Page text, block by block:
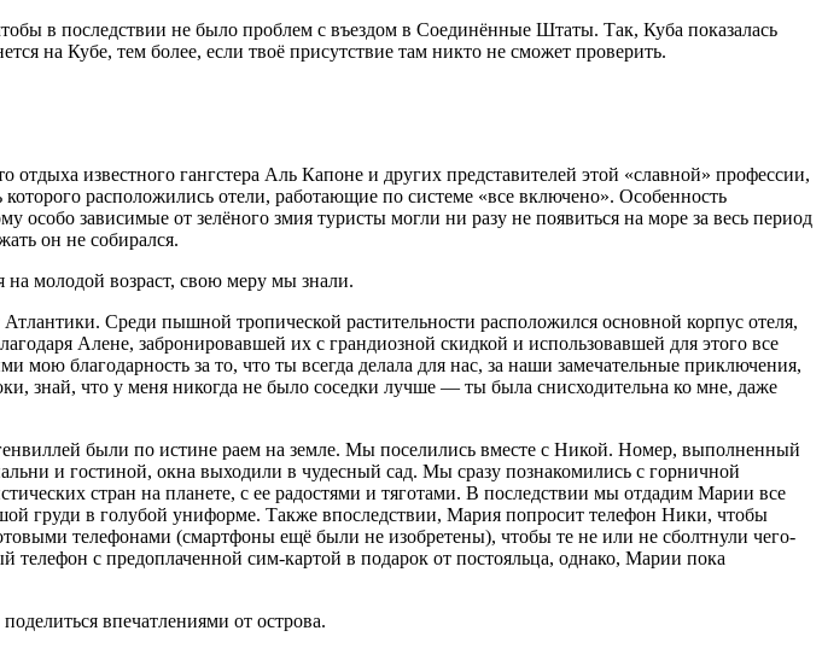
в последствии не было проблем с въездом в Соединённые Штаты. Так, Куба показалась
на Кубе, тем более, если твоё присутствие там никто не сможет проверить.
известного гангстера Аль Капоне и других представителей этой «славной» профессии,
расположились отели, работающие по системе «все включено». Особенность
особо зависимые от зелёного змия туристы могли ни разу не появиться на море за весь период
он не собирался.
молодой возраст, свою меру мы знали.
Среди пышной тропической растительности расположился основной корпус отеля,
Алене, забронировавшей их с грандиозной скидкой и использовавшей для этого все
благодарность за то, что ты всегда делала для нас, за наши замечательные приключения,
знай, что у меня никогда не было соседки лучше — ты была снисходительна ко мне, даже
были по истине раем на земле. Мы поселились вместе с Никой. Номер, выполненный
и гостиной, окна выходили в чудесный сад. Мы сразу познакомились с горничной
стран на планете, с ее радостями и тяготами. В последствии мы отдадим Марии все
груди в голубой униформе. Также впоследствии, Мария попросит телефон Ники, чтобы
телефонами (смартфоны ещё были не изобретены), чтобы те не или не сболтнули чего-
с предоплаченной сим-картой в подарок от постояльца, однако, Марии пока
впечатлениями от острова.